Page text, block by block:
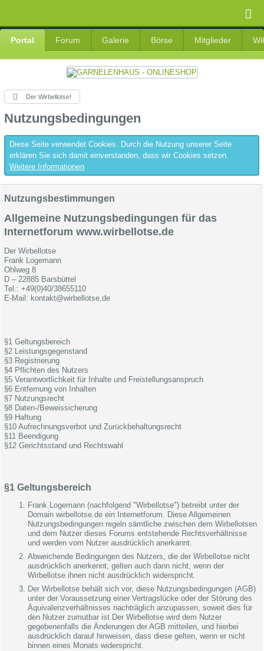
Portal Forum Galerie Börse Mitglieder
Der Wirbellotse!
Nutzungsbedingungen
Diese Seite verwendet Cookies. Durch die Nutzung unserer Seite
erklären Sie sich damit einverstanden, dass wir Cookies setzen.
Weitere Informationen
Nutzungsbestimmungen
Allgemeine Nutzungsbedingungen für das
Internetforum www.wirbellotse.de
Der Wirbellotse
Frank Logemann
Ohlweg 8
D – 22885 Barsbüttel
Tel.: +49(0)40/38655110
E-Mail: kontakt@wirbellotse.de
§1 Geltungsbereich
§2 Leistungsgegenstand
§3 Registrierung
§4 Pflichten des Nutzers
§5 Verantwortlichkeit für Inhalte und Freistellungsanspruch
§6 Entfernung von Inhalten
§7 Nutzungsrecht
§8 Daten-/Beweissicherung
§9 Haftung
§10 Aufrechnungsverbot und Zurückbehaltungsrecht
§11 Beendigung
§12 Gerichtsstand und Rechtswahl
§1 Geltungsbereich
Frank Logemann (nachfolgend "Wirbellotse") betreibt unter der
Domain wirbellotse.de ein Internetforum. Diese Allgemeinen
Nutzungsbedingungen regeln sämtliche zwischen dem Wirbellotsen
und dem Nutzer dieses Forums entstehende Rechtsverhältnisse
und werden vom Nutzer ausdrücklich anerkannt.
Abweichende Bedingungen des Nutzers, die der Wirbellotse nicht
ausdrücklich anerkennt, gelten auch dann nicht, wenn der
Wirbellotse ihnen nicht ausdrücklich widerspricht.
Der Wirbellotse behält sich vor, diese Nutzungsbedingungen (AGB)
unter der Voraussetzung einer Vertragslücke oder der Störung des
Äquivalenzverhältnisses nachträglich anzupassen, soweit dies für
den Nutzer zumutbar ist Der Wirbellotse wird dem Nutzer
gegebenenfalls die Änderungen der AGB mitteilen, und hierbei
ausdrücklich darauf hinweisen, dass diese gelten, wenn er nicht
binnen eines Monats widerspricht.